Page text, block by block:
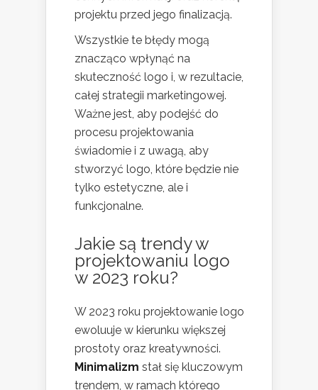
projektu przed jego finalizacją.
Wszystkie te błędy mogą
znacząco wpłynąć na
skuteczność logo i, w rezultacie,
całej strategii marketingowej.
Ważne jest, aby podejść do
procesu projektowania
świadomie i z uwagą, aby
stworzyć logo, które będzie nie
tylko estetyczne, ale i
funkcjonalne.
Jakie są trendy w
projektowaniu logo
w 2023 roku?
W 2023 roku projektowanie logo
ewoluuje w kierunku większej
prostoty oraz kreatywności.
Minimalizm stał się kluczowym
trendem, w ramach którego